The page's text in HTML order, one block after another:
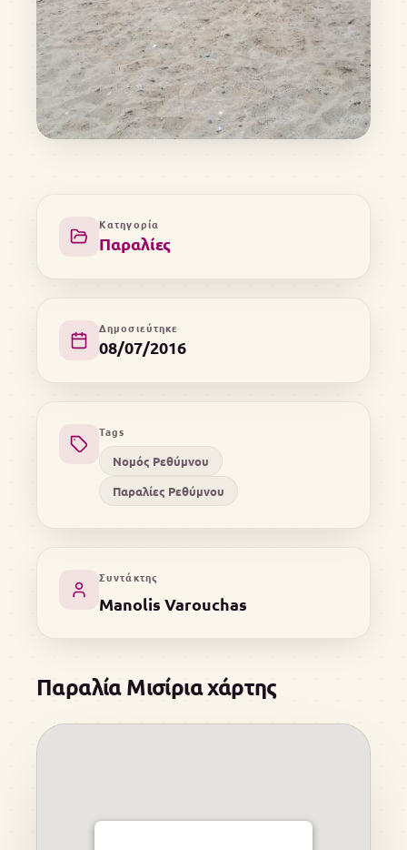
Κατηγορία
Παραλίες
Δημοσιεύτηκε
08/07/2016
Tags
Νομός Ρεθύμνου
Παραλίες Ρεθύμνου
Συντάκτης
Manolis Varouchas
Παραλία Μισίρια χάρτης